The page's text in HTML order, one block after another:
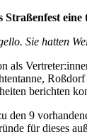
Straßenfest
Sie hatten
berichten
den 9
für dieses